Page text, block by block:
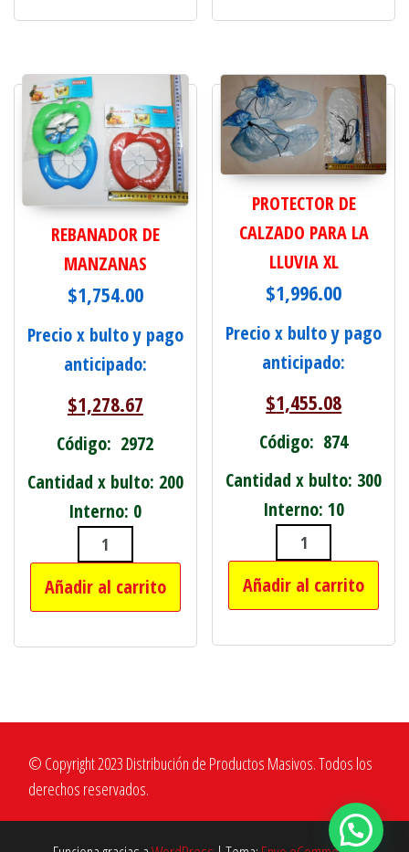
REBANADOR DE
MANZANAS
$1,754.00
Precio x bulto y pago
anticipado:
$1,278.67
Código: 2972
Cantidad x bulto: 200
Interno: 0
REBANADOR DE MANZANAS cantidad
Añadir al carrito
PROTECTOR DE
CALZADO PARA LA
LLUVIA XL
$1,996.00
Precio x bulto y pago
anticipado:
$1,455.08
Código: 874
Cantidad x bulto: 300
Interno: 10
PROTECTOR
Añadir al carrito
© Copyright 2023 Distribución de Productos Masivos. Todos los
derechos reservados.